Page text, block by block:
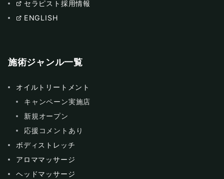
セラピスト採用情報
ENGLISH
施術ジャンル一覧
オイルトリートメント
キャンペーン実施店
新規オープン
応援コメントあり
ボディストレッチ
アロママッサージ
ヘッドマッサージ